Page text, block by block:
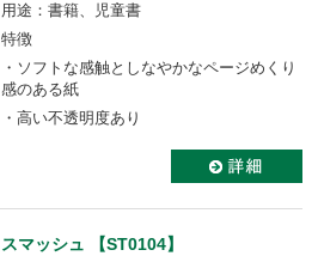
用途：書籍、児童書
特徴
・ソフトな感触としなやかなページめくり
感のある紙
・高い不透明度あり
スマッシュ 【ST0104】